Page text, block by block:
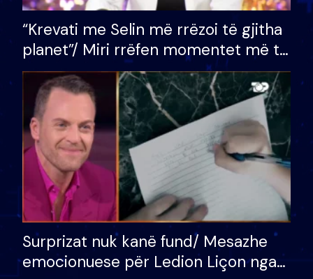
“Krevati me Selin më rrëzoi të gjitha
planet”/ Miri rrëfen momentet më të
bukura në shtëpinë e BB VIP: Do më
mungojë zilja e mëngjesit kur…
Surprizat nuk kanë fund/ Mesazhe
emocionuese për Ledion Liçon nga